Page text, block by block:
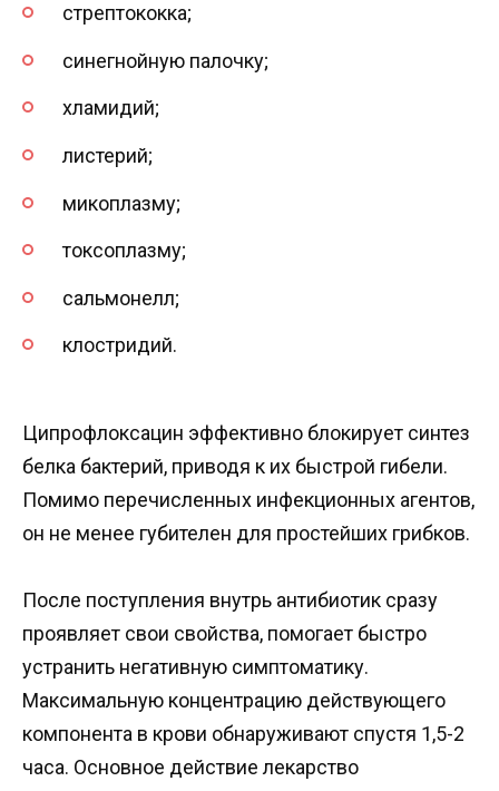
стрептококка;
синегнойную палочку;
хламидий;
листерий;
микоплазму;
токсоплазму;
сальмонелл;
клостридий.
Ципрофлоксацин эффективно блокирует синтез
белка бактерий, приводя к их быстрой гибели.
Помимо перечисленных инфекционных агентов,
он не менее губителен для простейших грибков.
После поступления внутрь антибиотик сразу
проявляет свои свойства, помогает быстро
устранить негативную симптоматику.
Максимальную концентрацию действующего
компонента в крови обнаруживают спустя 1,5-2
часа. Основное действие лекарство